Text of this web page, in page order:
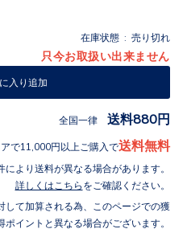
在庫状態 : 売り切れ
只今お取扱い出来ません
入り追加
全国一律 送料880円
アで11,000円以上ご購入で送料無料
により送料が異なる場合があります。
詳しくはこちら をご確認ください。
して加算される為、このページでの獲
ポイントと異なる場合がございます。